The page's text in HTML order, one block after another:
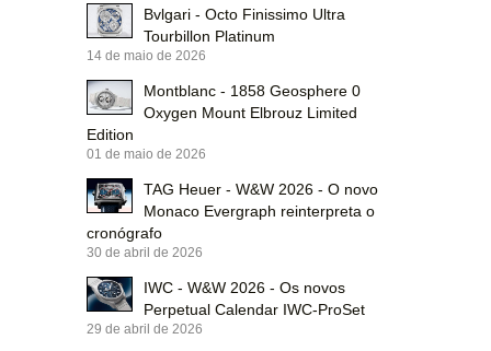
Bvlgari - Octo Finissimo Ultra
Tourbillon Platinum
14 de maio de 2026
Montblanc - 1858 Geosphere 0
Oxygen Mount Elbrouz Limited
Edition
01 de maio de 2026
TAG Heuer - W&W 2026 - O novo
Monaco Evergraph reinterpreta o
cronógrafo
30 de abril de 2026
IWC - W&W 2026 - Os novos
Perpetual Calendar IWC-ProSet
29 de abril de 2026